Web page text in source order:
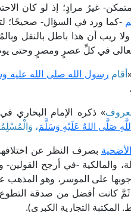
غيرُ مرادٍ؛ إذ لو كان
-كما ورد في السؤال- صحيحًا؛
ريب أن هذا باطل بالنقل
تعالى في كلِّ عصرٍ ومصرٍ وحتى
أقام رسول الله صلى الله عليه
» ذكره الإمام البخاري
صَلَّى اللهُ عَلَيْهِ وَسَلَّمَ،
بصرف النظر عن
والمالكية -في أرجح
على الموسر، وهو المذهب
ثَمَّ كانت أفضل من صدقة